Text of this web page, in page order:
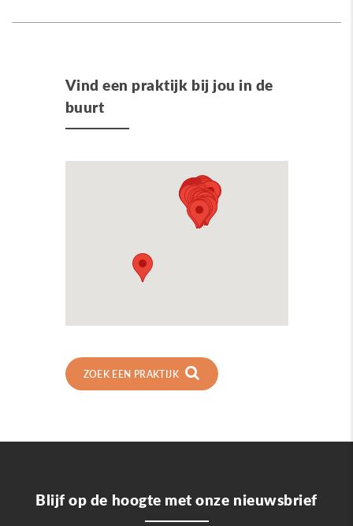
Vind een praktijk bij jou in de
buurt
ZOEK EEN PRAKTIJK
Blijf op de hoogte met onze nieuwsbrief